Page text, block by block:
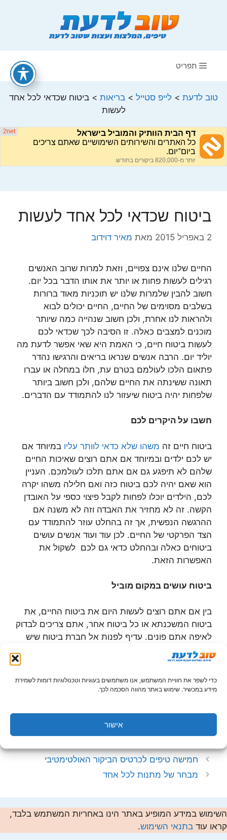
כדי לשפר את חוויית המשתמש, אנו משתמשים בעוגיות וטכנולוגיות דומות לשמירת
מידע במכשיר. שימוש באתר מהווה הסכמה לכך.
אישור
תפריט
טוב לדעת > לייפ סטייל > בריאות > ביטוח שכדאי לכל אחד
לעשות
ביטוח שכדאי לכל אחד לעשות
2 באפריל 2015 מאת מאיר דוידוב
החיים שלנו אינם צפויים, וזאת למרות שרוב האנשים
רגילים לעשות פחות או יותר את אותו הדבר בכל יום.
חשוב להבין שלמרות שלנו יש תוכניות מאוד ברורות
בשלבים מסוימים של החיים, החיים יכולים לבוא
ולהראות לנו אחרת, ולכן חשוב שנהייה כמה שיותר
מוכנים למצבים כאלה. זו הסיבה לכך שכדאי לכם
לעשות ביטוח חיים, כי האמת היא שאי אפשר לדעת מה
יוליד יום. הרבה אנשים שנראו בריאים והרגישו נהדר
פתאום הלכו לעולמם בטרם עת, חלו במחלה או עברו
תאונה ששינתה את החיים שלהם, ולכן חשוב ביותר
שלפחות יהיה ביטוח שיעזור לנו להתמודד עם הדברים.
חשבו על היקרים לכם
ביטוח חיים זה משהו שלא כדאי לוותר עליו במיוחד אם
יש לכם ילדים ובמיוחד אם אתם רוצים שאיכות החיים
שלהם לא תיפגע גם אם אתם תלכו לעולמכם. העניין
הוא שאם יהיה לכם ביטוח כזה ואם חלילה משהו יקרה
לכם, הילדים יוכלו לפחות לקבל פיצוי כספי על האובדן
הקשה. זה לא מחזיר את האבדה וזה לא משנה אם
ההרגשה הנפשית, אך זה בהחלט עוזר להתמודד עם
הצד הפרקטי של החיים. לכן עוד ועוד אנשים עושים
ביטוחים כאלה ובהחלט כדאי גם לכם לשקול את
האפשרות הזאת.
ביטוח עושים במקום מוביל
בין אם אתם רוצים לעשות היום את ביטוח החיים, את
ביטוח המשכנתא או כל ביטוח אחר, אתם צריכים לבדוק
לאיפה אתם פונים. עדיף לפנות אל חברת ביטוח שיש
לגביה המלצות רבות, ומאוד כדאי לעשות ביטוחים רק
אצל מי שיוכל לתת לכם מענה בזמן אמת. אין כל טעם
למצוא את עצמכם במאבק לקבל את מה שמגיע לכם.
לבחור בחברה מובילה.
חמישה טיפים לכרטיס הביקור האולטימטיבי
מבחר של מתנות לכל אחד
השימוש במידע המופיע באתר הינו באחריות המשתמש בלבד,
קראו עוד בתנאי השימוש.